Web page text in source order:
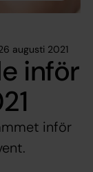
augusti 2021
inför
inför